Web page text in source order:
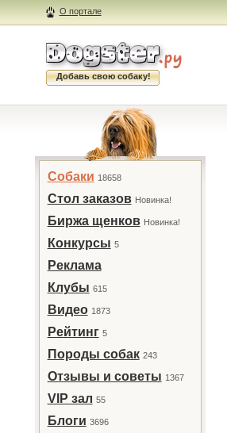
О портале
Добавь свою собаку!
Собаки 18658
Стол заказов Новинка!
Биржа щенков Новинка!
Конкурсы 5
Реклама
Клубы 615
Видео 1873
Рейтинг 5
Породы собак 243
Отзывы и советы 1367
VIP зал 55
Блоги 3696